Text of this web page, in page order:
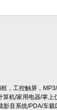
，工控触屏，
算机/家用电器/掌上
影音系统/PDA/车载